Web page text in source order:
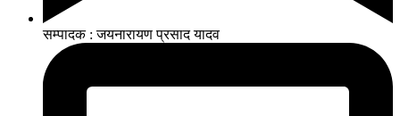
सम्पादक : जयनारायण प्रसाद यादव